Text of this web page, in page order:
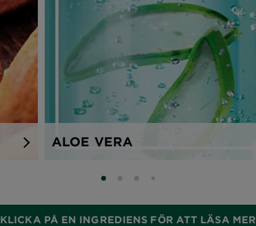
ALOE VERA
SLIDE 0
SLIDE 1SLIDE 2
SLIDE 3
KLICKA PÅ EN INGREDIENS FÖR ATT LÄSA MER